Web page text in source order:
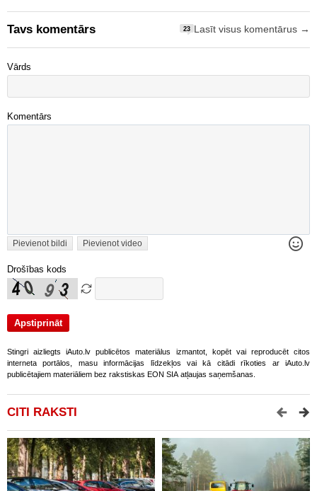
Tavs komentārs 23 Lasīt visus komentārus →
Vārds
Komentārs
Pievienot bildi Pievienot video
Drošības kods
Stingri aizliegts iAuto.lv publicētos materiālus izmantot, kopēt vai reproducēt citos
interneta portālos, masu informācijas līdzekļos vai kā citādi rīkoties ar iAuto.lv
publicētajiem materiāliem bez rakstiskas EON SIA atļaujas saņemšanas.
CITI RAKSTI